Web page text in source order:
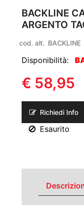
BACKLINE
ARGENTO
cod. alt. BACKLINE
Disponibilità:
€ 58,95
Richiedi Info
Esaurito